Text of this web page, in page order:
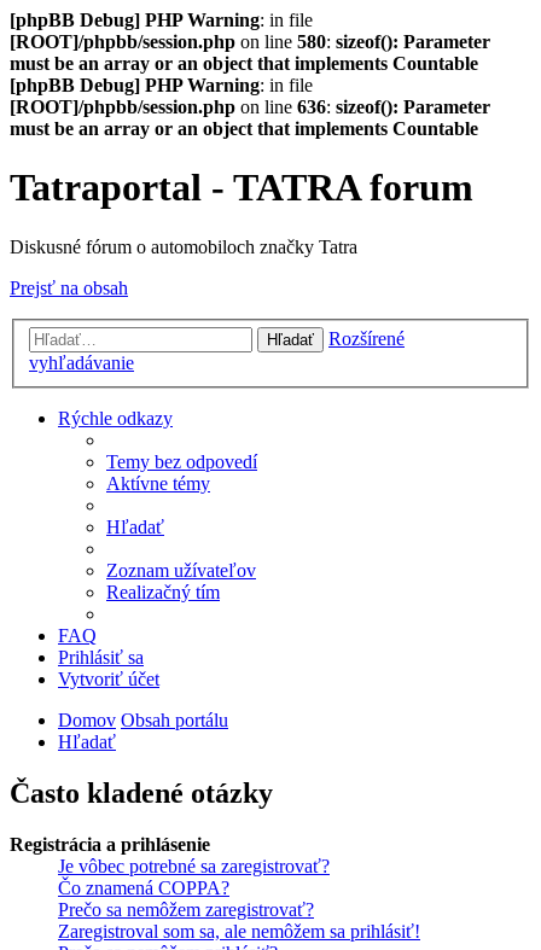
[phpBB Debug] PHP Warning: in file
[ROOT]/phpbb/session.php on line 580: sizeof(): Parameter
must be an array or an object that implements Countable
[phpBB Debug] PHP Warning: in file
[ROOT]/phpbb/session.php on line 636: sizeof(): Parameter
must be an array or an object that implements Countable
Tatraportal - TATRA forum
Diskusné fórum o automobiloch značky Tatra
Prejsť na obsah
Hľadať
Rozšírené
vyhľadávanie
Rýchle odkazy
Temy bez odpovedí
Aktívne témy
Hľadať
Zoznam užívateľov
Realizačný tím
FAQ
Prihlásiť sa
Vytvoriť účet
Domov Obsah portálu
Hľadať
Často kladené otázky
Registrácia a prihlásenie
Je vôbec potrebné sa zaregistrovať?
Čo znamená COPPA?
Prečo sa nemôžem zaregistrovať?
Zaregistroval som sa, ale nemôžem sa prihlásiť!